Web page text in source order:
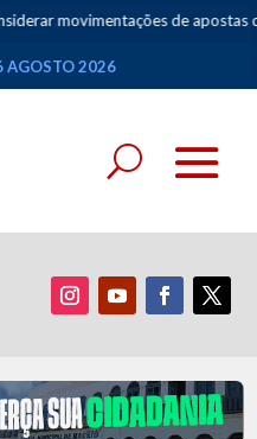
movimentações de apostas
AGOSTO 2026